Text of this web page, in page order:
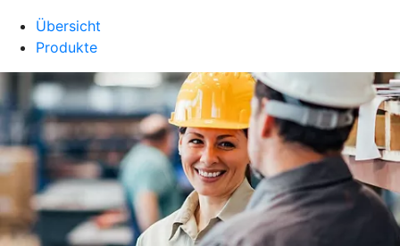
Übersicht
Produkte